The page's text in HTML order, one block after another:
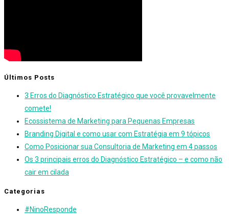
Últimos Posts
3 Erros do Diagnóstico Estratégico que você provavelmente
comete!
Ecossistema de Marketing para Pequenas Empresas
Branding Digital e como usar com Estratégia em 9 tópicos
Como Posicionar sua Consultoria de Marketing em 4 passos
Os 3 principais erros do Diagnóstico Estratégico – e como não
cair em cilada
Categorias
#NinoResponde